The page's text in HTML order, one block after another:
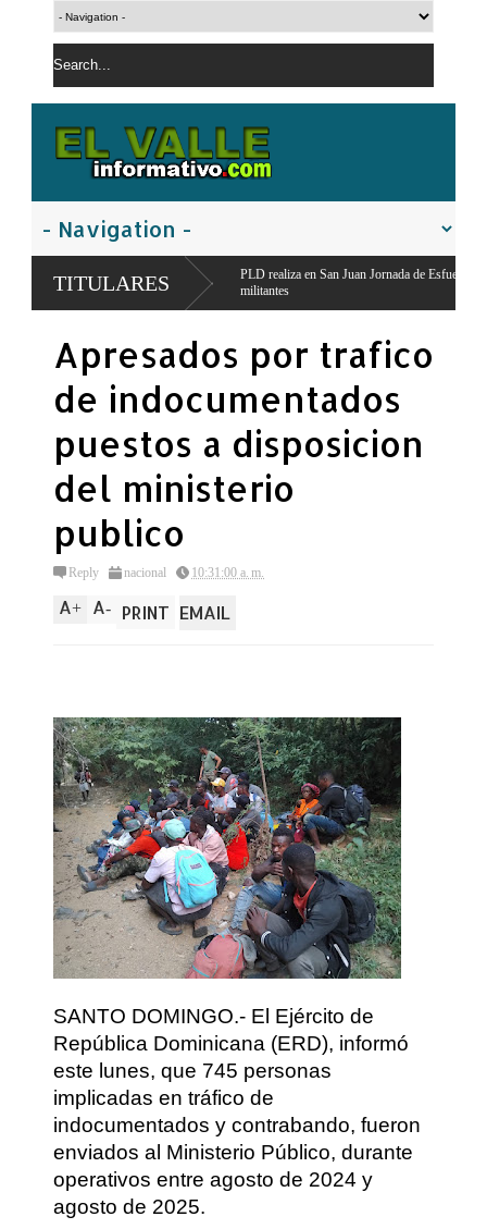
TITULARES
PLD realiza en San Juan Jornada de Esfuerzo Concentrado,moviliza
militantes
Apresados por trafico
de indocumentados
puestos a disposicion
del ministerio
publico
Reply nacional 10:31:00 a. m.
A+ A- PRINT EMAIL
SANTO DOMINGO.- El Ejército de
República Dominicana (ERD), informó
este lunes, que 745 personas
implicadas en tráfico de
indocumentados y contrabando, fueron
enviados al Ministerio Público, durante
operativos entre agosto de 2024 y
agosto de 2025.